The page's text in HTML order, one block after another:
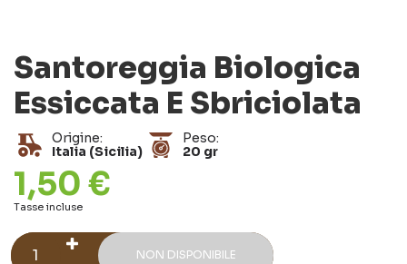
Santoreggia Biologica
Essiccata E Sbriciolata
Origine:
Italia (Sicilia)
Peso:
20 gr
1,50 €
Tasse incluse
NON DISPONIBILE